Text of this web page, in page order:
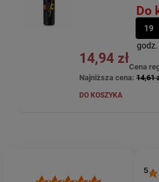
Do
19
godz.
14,94 zł
Cena
Najniższa cena: 14,61
DO KOSZYKA
5